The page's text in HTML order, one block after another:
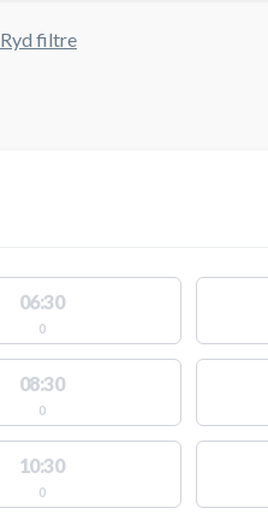
Ryd filtre
06:30
0
08:30
0
10:30
0